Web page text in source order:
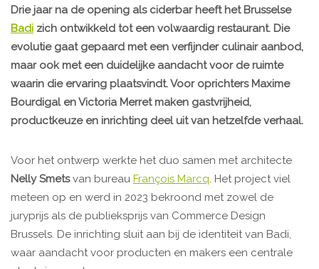
Drie jaar na de opening als ciderbar heeft het Brusselse
Badi zich ontwikkeld tot een volwaardig restaurant. Die
evolutie gaat gepaard met een verfijnder culinair aanbod,
maar ook met een duidelijke aandacht voor de ruimte
waarin die ervaring plaatsvindt. Voor oprichters Maxime
Bourdigal en Victoria Merret maken gastvrijheid,
productkeuze en inrichting deel uit van hetzelfde verhaal.
Voor het ontwerp werkte het duo samen met architecte
Nelly Smetsvan bureau François Marcq. Het project viel
meteen op en werd in 2023 bekroond met zowel de
juryprijs als de publieksprijs van Commerce Design
Brussels. De inrichting sluit aan bij de identiteit van Badi,
waar aandacht voor producten en makers een centrale